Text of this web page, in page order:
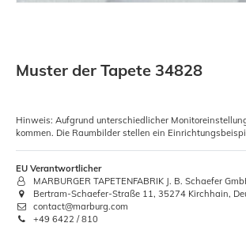
Muster der Tapete 34828
Hinweis: Aufgrund unterschiedlicher
kommen. Die Raumbilder stellen ein
EU Verantwortlicher
MARBURGER TAPETENFABRIK J. B. Schaefer
Bertram-Schaefer-Straße 11, 35274 Kirchhain,
contact@marburg.com
+49 6422 / 810